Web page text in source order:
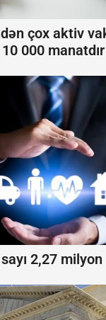
çox aktiv
000 manatdır
2,27